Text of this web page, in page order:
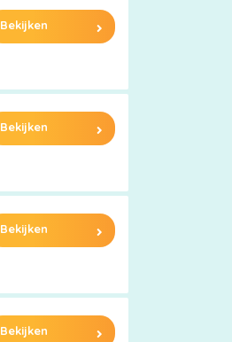
Bekijken
Bekijken
Bekijken
Bekijken